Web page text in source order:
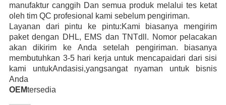
manufaktur canggih Dan semua produk melalui tes ketat
oleh tim QC profesional kami sebelum pengiriman.
Layanan dari pintu ke pintu:Kami biasanya mengirim
paket dengan DHL, EMS dan TNTdll . Nomor pelacakan
akan dikirim ke Anda setelah pengiriman. biasanya
membutuhkan 3-5 hari kerja untuk mencapaidari dari sisi
kami untukAndasisi,yangsangat nyaman untuk bisnis
Anda
OEMtersedia